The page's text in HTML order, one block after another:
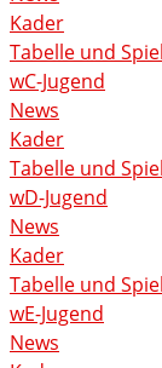
Kader
Tabelle und
wC-Jugend
News
Kader
Tabelle und
wD-Jugend
News
Kader
Tabelle und
wE-Jugend
News